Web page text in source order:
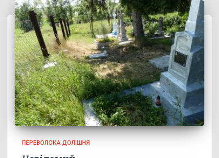
ПЕРЕВОЛОКА ДОЛІШНЯ